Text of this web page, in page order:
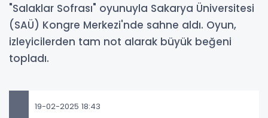
"Salaklar Sofrası" oyunuyla Sakarya Üniversitesi
(SAÜ) Kongre Merkezi'nde sahne aldı. Oyun,
izleyicilerden tam not alarak büyük beğeni
topladı.
19-02-2025 18:43